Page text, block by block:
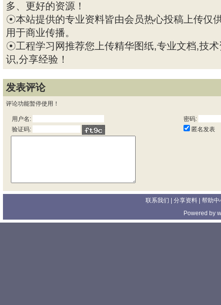
多、更好的资源！
☉本站提供的专业资料皆由会员热心投稿上传仅
用于商业传播。
☉工程学习网推荐您上传精华图纸,专业文档,技
识,分享经验！
发表评论
评论功能暂停使用！
用户名:
密码:
验证码:
匿名发表
联系我们 | 分享资料 | 帮助中
Powered by